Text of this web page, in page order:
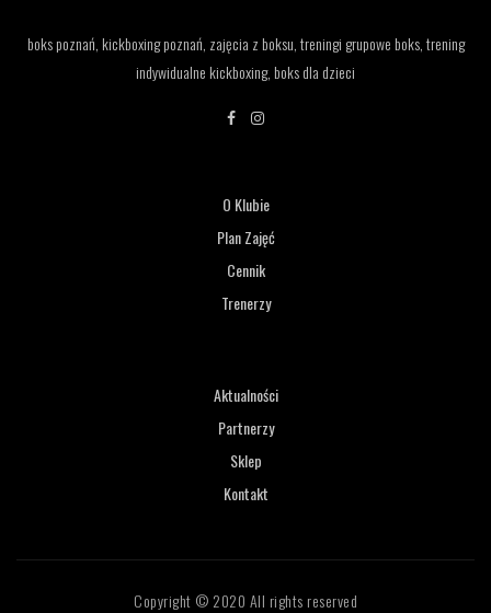
boks poznań, kickboxing poznań, zajęcia z boksu, treningi grupowe boks, trening
indywidualne kickboxing, boks dla dzieci
O Klubie
Plan Zajęć
Cennik
Trenerzy
Aktualności
Partnerzy
Sklep
Kontakt
Copyright © 2020 All rights reserved